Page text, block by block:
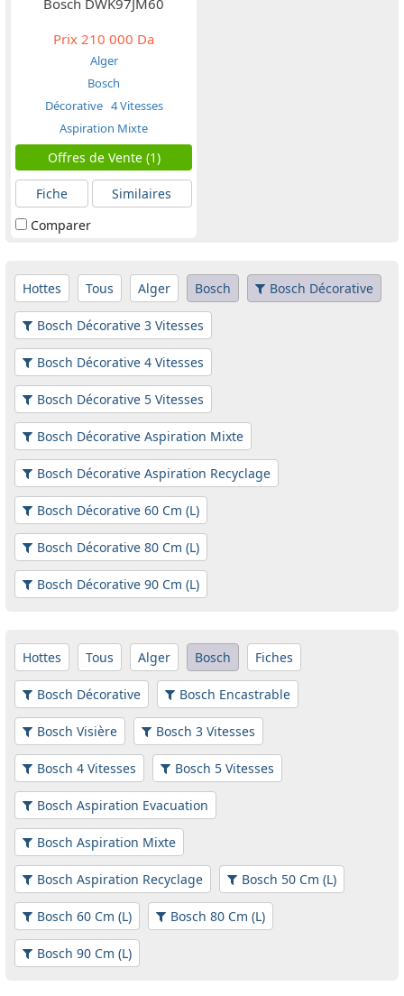
Prix 210 000 Da
Alger
Bosch
Décorative 4 Vitesses
Aspiration Mixte
Offres de Vente (1)
Fiche
Similaires
Comparer
Hottes Tous Alger Bosch Bosch Décorative
Bosch Décorative 3 Vitesses
Bosch Décorative 4 Vitesses
Bosch Décorative 5 Vitesses
Bosch Décorative Aspiration Mixte
Bosch Décorative Aspiration Recyclage
Bosch Décorative 60 Cm (L)
Bosch Décorative 80 Cm (L)
Bosch Décorative 90 Cm (L)
Hottes Tous Alger Bosch Fiches
Bosch Décorative Bosch Encastrable
Bosch Visière Bosch 3 Vitesses
Bosch 4 Vitesses Bosch 5 Vitesses
Bosch Aspiration Evacuation
Bosch Aspiration Mixte
Bosch Aspiration Recyclage Bosch 50 Cm (L)
Bosch 60 Cm (L) Bosch 80 Cm (L)
Bosch 90 Cm (L)